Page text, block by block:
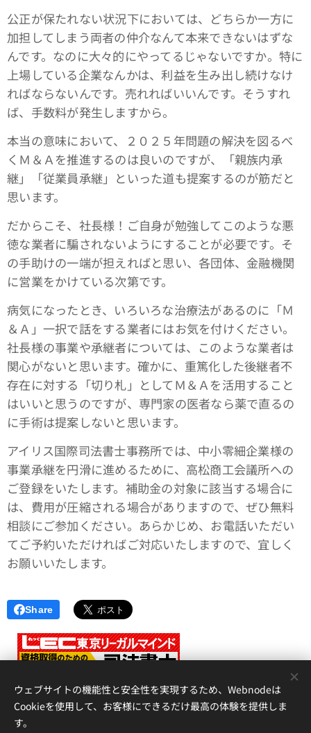
公正が保たれない状況下においては、どちらか一方に
加担してしまう両者の仲介なんて本来できないはずな
んです。なのに大々的にやってるじゃないですか。特に
上場している企業なんかは、利益を生み出し続けなけ
ればならないんです。売れればいいんです。そうすれ
ば、手数料が発生しますから。
本当の意味において、２０２５年問題の解決を図るべ
くＭ＆Ａを推進するのは良いのですが、「親族内承
継」「従業員承継」といった道も提案するのが筋だと
思います。
だからこそ、社長様！ご自身が勉強してこのような悪
徳な業者に騙されないようにすることが必要です。そ
の手助けの一端が担えればと思い、各団体、金融機関
に営業をかけている次第です。
病気になったとき、いろいろな治療法があるのに「Ｍ
＆Ａ」一択で話をする業者にはお気を付けください。
社長様の事業や承継者については、このような業者は
関心がないと思います。確かに、重篤化した後継者不
存在に対する「切り札」としてＭ＆Ａを活用すること
はいいと思うのですが、専門家の医者なら薬で直るの
に手術は提案しないと思います。
アイリス国際司法書士事務所では、中小零細企業様の
事業承継を円滑に進めるために、高松商工会議所への
ご登録をいたします。補助金の対象に該当する場合に
は、費用が圧縮される場合がありますので、ぜひ無料
相談にご参加ください。あらかじめ、お電話いただい
てご予約いただければご対応いたしますので、宜しく
お願いいたします。
Share
アイリス国際司法書士・行政書士事務所、 香川県高松市錦町２丁
ウェブサイトの機能性と安全性を実現するため、Webnodeは
Cookieを使用して、お客様にできるだけ最高の体験を提供しま
す。